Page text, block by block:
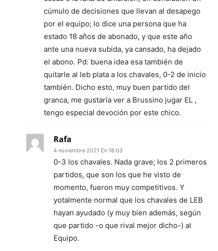
cúmulo de decisiones que llevan al desapego
por el equipo; lo dice una persona que ha
estado 18 años de abonado, y que este año
ante una nueva subida, ya cansado, ha dejado
el abono. Pd: buena idea esa también de
quitarle al leb plata a los chavales, 0-2 de inicio
también. Dicho esto, muy buen partido del
granca, me gustaría ver a Brussino jugar EL ,
tengo especial devoción por este chico.
Rafa
4 noviembre 2021 En 18:03
0-3 los chavales. Nada grave; los 2 primeros
partidos, que son los que he visto de
momento, fueron muy competitivos. Y
yotalmente normal que los chavales de LEB
hayan ayudado (y muy bien además, según
que partido -o que rival mejor dicho-) al
Equipo.